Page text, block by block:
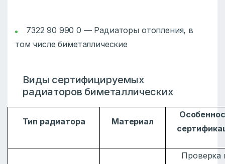
7322 90 990 0 — Радиаторы отопления, в
том числе биметаллические
Виды сертифицируемых
радиаторов биметаллических
Тип радиатора Материал
Проверка